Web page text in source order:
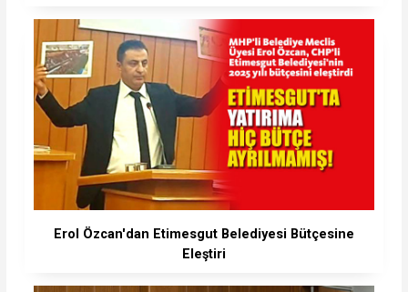
Erol Özcan'dan Etimesgut Belediyesi Bütçesine
Eleştiri